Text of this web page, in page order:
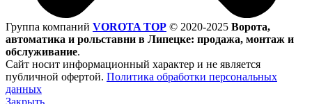
Группа компаний VOROTA TOP © 2020-2025 Ворота,
автоматика и рольставни в Липецке: продажа, монтаж и
обслуживание.
Сайт носит информационный характер и не является
публичной офертой. Политика обработки персональных
данных